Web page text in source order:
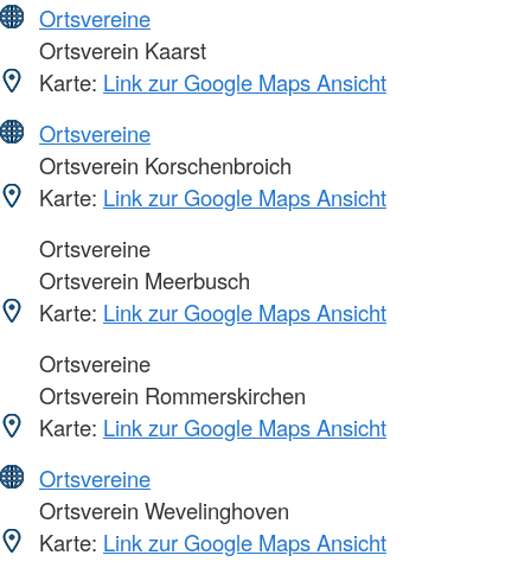
Ortsvereine
Ortsverein Kaarst
Karte: Link zur Google Maps Ansicht
Ortsvereine
Ortsverein Korschenbroich
Karte: Link zur Google Maps Ansicht
Ortsvereine
Ortsverein Meerbusch
Karte: Link zur Google Maps Ansicht
Ortsvereine
Ortsverein Rommerskirchen
Karte: Link zur Google Maps Ansicht
Ortsvereine
Ortsverein Wevelinghoven
Karte: Link zur Google Maps Ansicht